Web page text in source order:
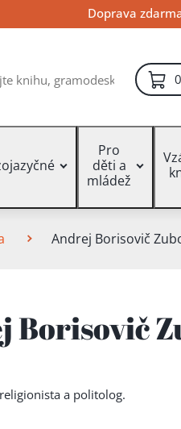
Doprava
0
Pro
děti a
mládež
Andrej Borisovič
Borisovič
a politolog.